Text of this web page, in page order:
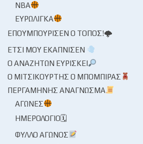
NBA
ΕΥΡΩΛΊΓΚΑ
ΕΠΟΥΜΠΟΎΡΙΣΕΝ Ο ΤΌΠΟΣ!🌩
ΈΤΣΙ ΜΟΥ ΕΚΆΠΝΙΣΕΝ
Ο ΑΝΑΖΗΤΏΝ ΕΥΡΊΣΚΕΙ
Ο ΜΙΤΣΙΚΟΥΡΤΉΣ Ο ΜΠΌΜΠΙΡΑΣ
ΠΕΡΓΑΜΗΝΉΣ ΑΝΆΓΝΩΣΜΑ
ΑΓΏΝΕΣ
ΗΜΕΡΟΛΌΓΙΟ🗓
ΦΎΛΛΟ ΑΓΏΝΟΣ